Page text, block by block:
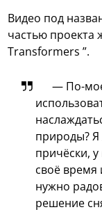
Видео под
частью проекта
Transformers ”.
— По-
природы?
причёски,
своё время
нужно
решение